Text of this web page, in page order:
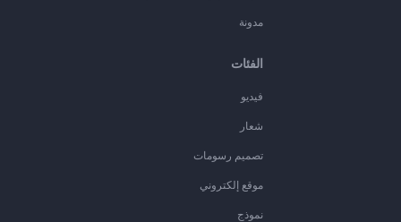
مدونة
الفئات
فيديو
شعار
تصميم رسومات
موقع إلكتروني
نموذج